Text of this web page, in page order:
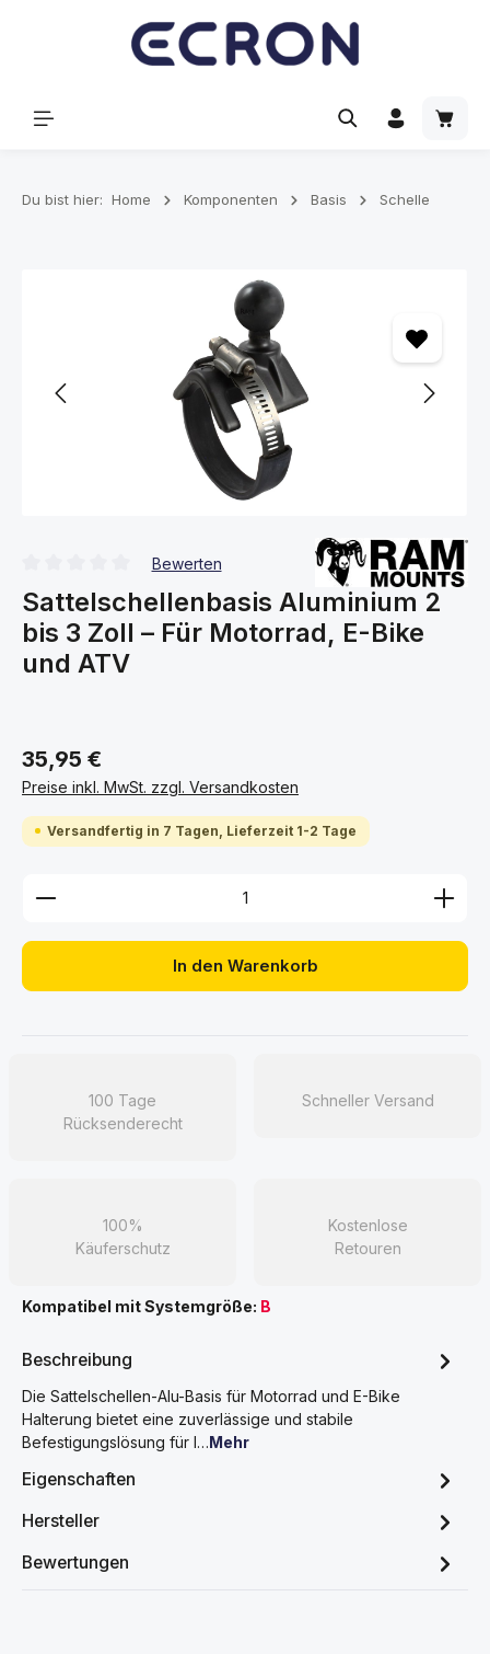
Du bist hier: Home Komponenten Basis Schelle
Durchschnittliche Bewertung von 0 von 5 Sternen
Bewerten
Sattelschellenbasis Aluminium 2
bis 3 Zoll – Für Motorrad, E-Bike
und ATV
35,95 €
Preise inkl. MwSt. zzgl. Versandkosten
Versandfertig in 7 Tagen, Lieferzeit 1-2 Tage
Produkt Anzahl: Gib den gewünschten Wert ein
In den Warenkorb
100 Tage
Rücksenderecht
Schneller Versand
100%
Käuferschutz
Kostenlose
Retouren
Kompatibel mit Systemgröße: B
Beschreibung
Die Sattelschellen-Alu-Basis für Motorrad und E-Bike
Halterung bietet eine zuverlässige und stabile
Befestigungslösung für I…Mehr
Eigenschaften
Hersteller
Bewertungen